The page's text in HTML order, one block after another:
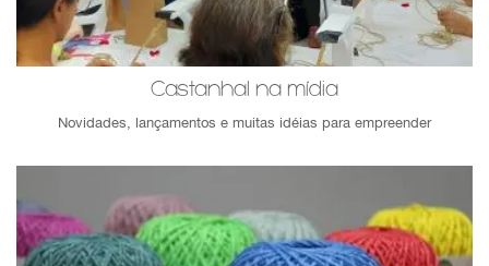
Castanhal na mídia
Novidades, lançamentos e muitas idéias para empreender